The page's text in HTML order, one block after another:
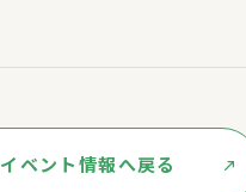
イベント情報へ戻る